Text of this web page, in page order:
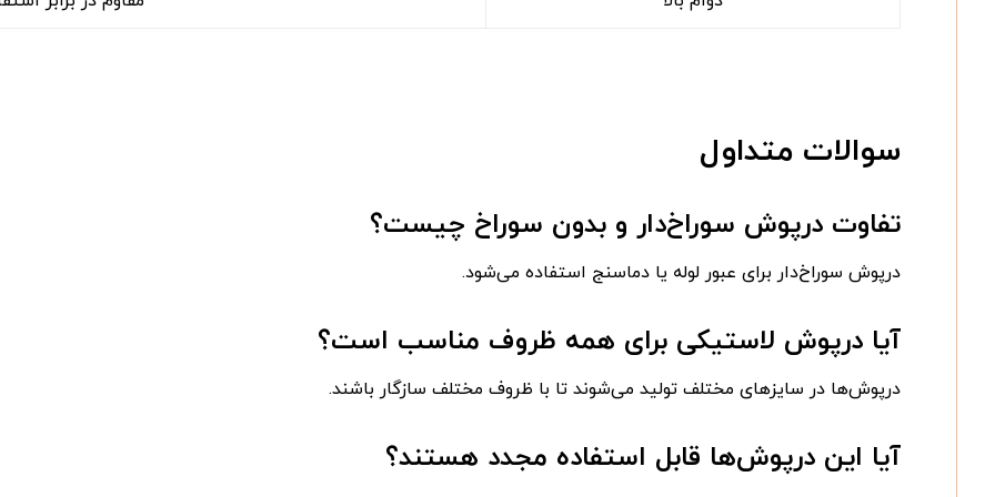
سوالات متداول
تفاوت درپوش سوراخ‌دار و بدون سوراخ چیست؟
درپوش سوراخ‌دار برای عبور لوله یا دماسنج استفاده می‌شود.
آیا درپوش لاستیکی برای همه ظروف مناسب است؟
درپوش‌ها در سایزهای مختلف تولید می‌شوند تا با ظروف مختلف سازگار باشند.
آیا این درپوش‌ها قابل استفاده مجدد هستند؟